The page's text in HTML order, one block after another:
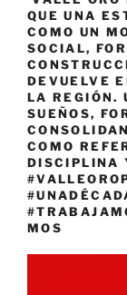
QUE UNA
COMO UN
SOCIAL,
DEVUELVE
LA REGIÓN.
SUEÑOS,
COMO
DISCIPLINA
MOS